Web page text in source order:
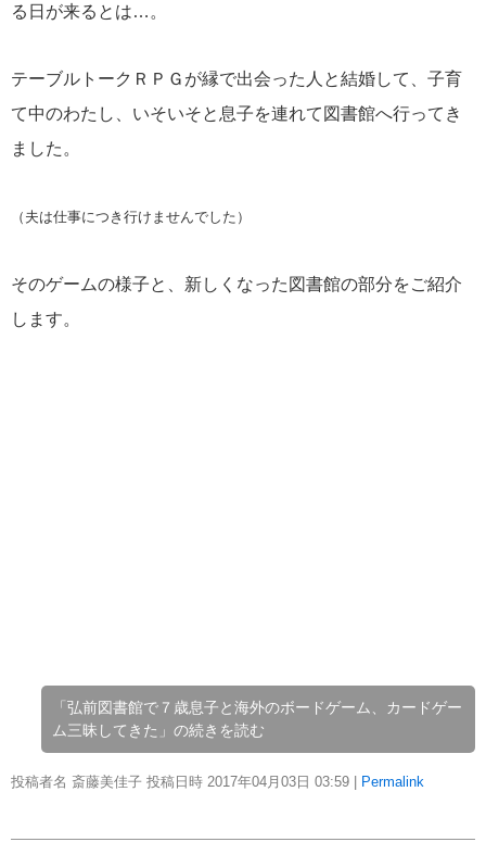
る日が来るとは…。
テーブルトークＲＰＧが縁で出会った人と結婚して、子育
て中のわたし、いそいそと息子を連れて図書館へ行ってき
ました。
（夫は仕事につき行けませんでした）
そのゲームの様子と、新しくなった図書館の部分をご紹介
します。
「弘前図書館で７歳息子と海外のボードゲーム、カードゲー
ム三昧してきた」の続きを読む
投稿者名 斎藤美佳子 投稿日時 2017年04月03日 03:59 Permalink